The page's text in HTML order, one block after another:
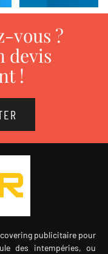
vous ?
devis
!
publicitaire pour
des intempéries, ou